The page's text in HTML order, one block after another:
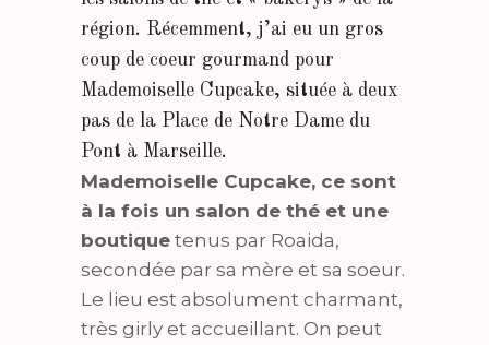
région. Récemment, j’ai eu un gros
coup de coeur gourmand pour
Mademoiselle Cupcake, située à deux
pas de la Place de Notre Dame du
Pont à Marseille.
Mademoiselle Cupcake, ce sont
à la fois un salon de thé et une
boutique tenus par Roaida,
secondée par sa mère et sa soeur.
Le lieu est absolument charmant,
très girly et accueillant. On peut